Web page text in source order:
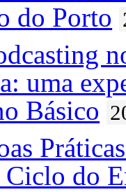
do Porto
uma
Básico
Ciclo do